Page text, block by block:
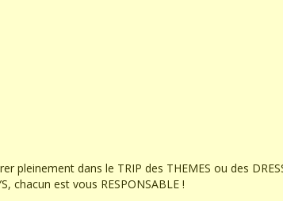
pleinement dans le TRIP des THEMES ou des
chacun est vous RESPONSABLE !